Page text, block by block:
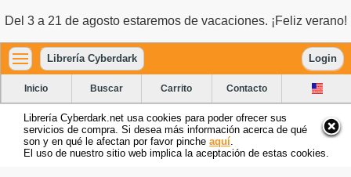
Del 3 a 21 de agosto estaremos de vacaciones. ¡Feliz verano!
Librería Cyberdark Login
Inicio Buscar Carrito Contacto
Librería Cyberdark.net usa cookies para poder ofrecer sus
servicios de compra. Si desea más información acerca de qué
son y en qué le afectan por favor pinche aquí
El uso de nuestro sitio web implica la aceptación de estas cookies.